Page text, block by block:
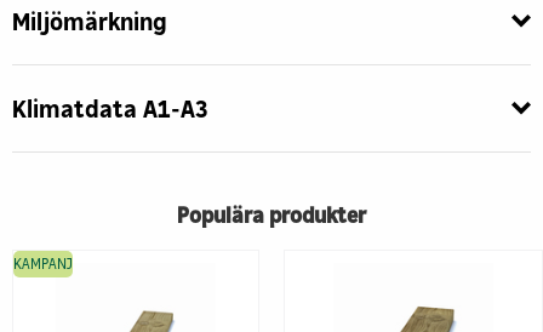
Miljömärkning
Klimatdata A1-A3
Populära produkter
KAMPANJ